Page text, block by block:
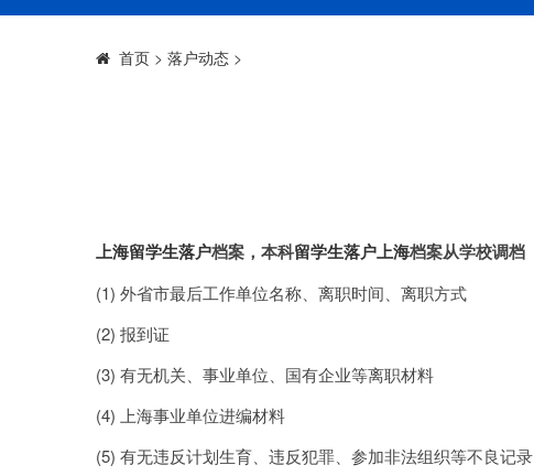
首页 > 落户动态 >
上海留学生落户档案，本科留学生落户上海档案从学校调档
(1) 外省市最后工作单位名称、离职时间、离职方式
(2) 报到证
(3) 有无机关、事业单位、国有企业等离职材料
(4) 上海事业单位进编材料
(5) 有无违反计划生育、违反犯罪、参加非法组织等不良记录